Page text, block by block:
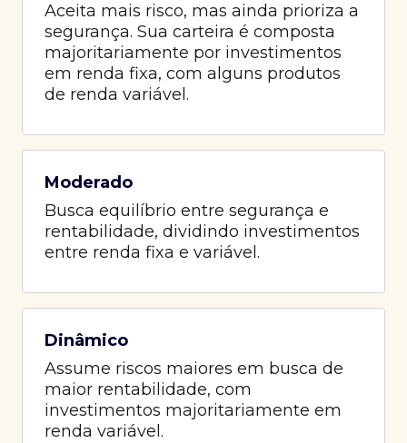
Aceita mais risco, mas ainda prioriza a
segurança. Sua carteira é composta
majoritariamente por investimentos
em renda fixa, com alguns produtos
de renda variável.
Moderado
Busca equilíbrio entre segurança e
rentabilidade, dividindo investimentos
entre renda fixa e variável.
Dinâmico
Assume riscos maiores em busca de
maior rentabilidade, com
investimentos majoritariamente em
renda variável.